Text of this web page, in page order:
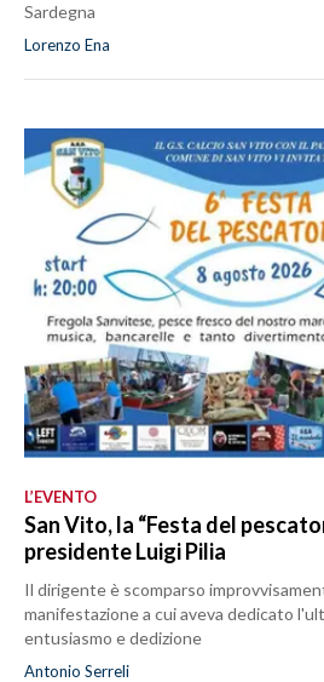
Sardegna
Lorenzo Ena
L’EVENTO
San Vito, la “Festa del
presidente Luigi Pilia
Il dirigente è scomparso
manifestazione a cui aveva dedicato
entusiasmo e dedizione
Antonio Serreli